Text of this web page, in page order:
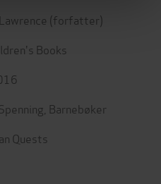
(forfatter)
Books
Barnebøker
Quests